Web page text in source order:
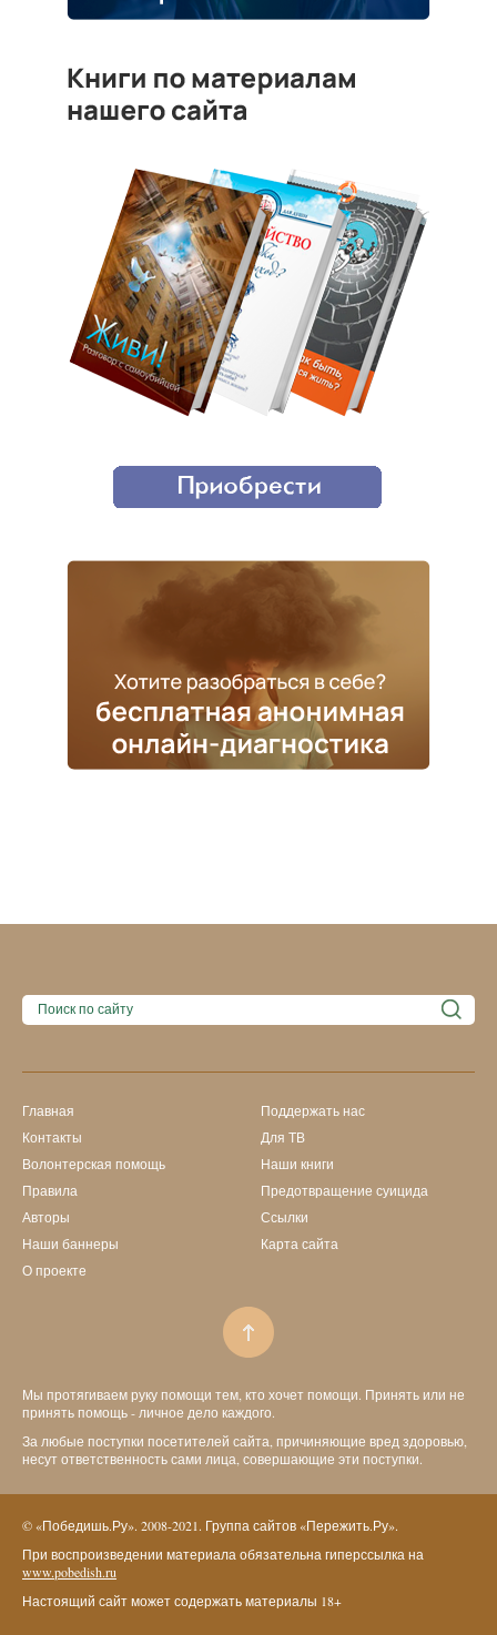
Главная
Контакты
Волонтерская помощь
Правила
Авторы
Наши баннеры
О проекте
Поддержать нас
Для ТВ
Наши книги
Предотвращение суицида
Ссылки
Карта сайта
Мы протягиваем руку помощи тем, кто хочет помощи. Принять или не
принять помощь - личное дело каждого.
За любые поступки посетителей сайта, причиняющие вред здоровью,
несут ответственность сами лица, совершающие эти поступки.
© «Победишь.Ру». 2008-2021. Группа сайтов «Пережить.Ру».
При воспроизведении материала обязательна гиперссылка на
www.pobedish.ru
Настоящий сайт может содержать материалы 18+